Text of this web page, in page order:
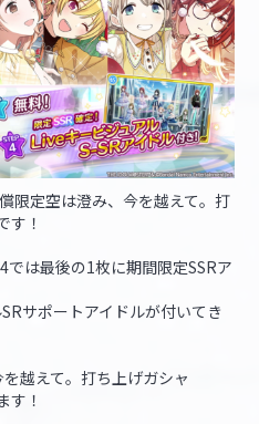
限定空は澄み、今を越えて。打
す！
は最後の1枚に期間限定SSRア
サポートアイドルが付いてき
越えて。打ち上げガシャ
す！